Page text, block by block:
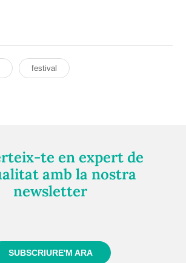
festival
te en expert de
amb la nostra
newsletter
SUBSCRIURE'M ARA